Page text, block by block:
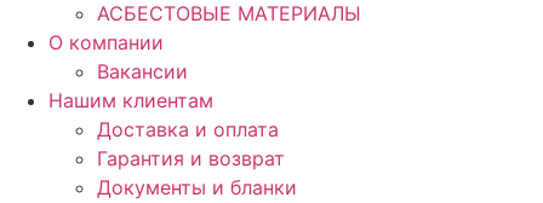
АСБЕСТОВЫЕ МАТЕРИАЛЫ
О компании
Вакансии
Нашим клиентам
Доставка и оплата
Гарантия и возврат
Документы и бланки